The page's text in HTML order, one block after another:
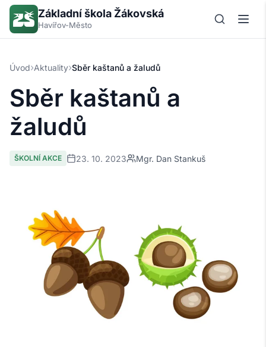
Základní škola Žákovská
Havířov-Město
Úvod›Aktuality›Sběr kaštanů a žaludů
Sběr kaštanů a
žaludů
ŠKOLNÍ AKCE 23. 10. 2023 Mgr. Dan Stankuš